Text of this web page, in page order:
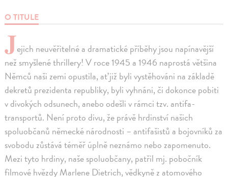
O TITULE
Jejich neuvěřitelné a dramatické příběhy jsou napínavější
než smyšlené thrillery! V roce 1945 a 1946 naprostá většina
Němců naši zemi opustila, ať již byli vystěhováni na základě
dekretů prezidenta republiky, byli vyhnáni, či dokonce pobiti
v divokých odsunech, anebo odešli v rámci tzv. antifa-
transportů. Není proto divu, že právě hrdinství našich
spoluobčanů německé národnosti – antifašistů a bojovníků za
svobodu zůstává téměř úplně neznámo nebo zapomenuto.
Mezi tyto hrdiny, naše spoluobčany, patřil mj. pobočník
filmové hvězdy Marlene Dietrich, vědkyně z atomového